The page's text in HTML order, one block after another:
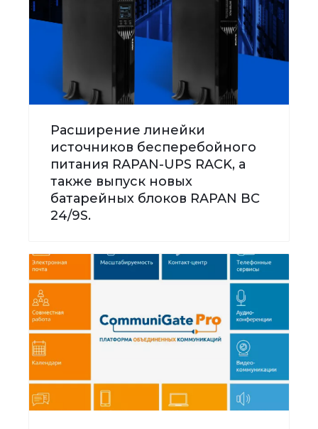
Расширение линейки
источников бесперебойного
питания RAPAN-UPS RACK, а
также выпуск новых
батарейных блоков RAPAN BC
24/9S.